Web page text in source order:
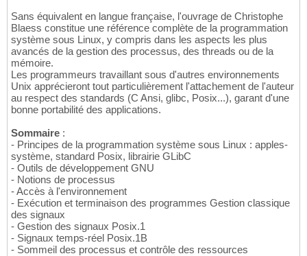
Sans équivalent en langue française, l'ouvrage de Christophe
Blaess constitue une référence complète de la programmation
système sous Linux, y compris dans les aspects les plus
avancés de la gestion des processus, des threads ou de la
mémoire.
Les programmeurs travaillant sous d'autres environnements
Unix apprécieront tout particulièrement l'attachement de l'auteur
au respect des standards (C Ansi, glibc, Posix...), garant d'une
bonne portabilité des applications.
Sommaire :
- Principes de la programmation système sous Linux : apples-
système, standard Posix, librairie GLibC
- Outils de développement GNU
- Notions de processus
- Accès à l'environnement
- Exécution et terminaison des programmes Gestion classique
des signaux
- Gestion des signaux Posix.1
- Signaux temps-réel Posix.1B
- Sommeil des processus et contrôle des ressources